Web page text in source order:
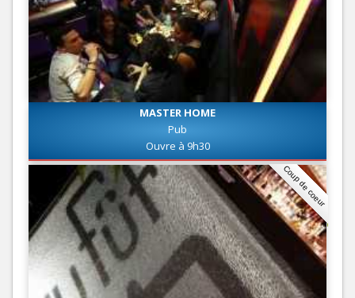
MASTER HOME
Pub
Ouvre à 9h30
Coup de coeur